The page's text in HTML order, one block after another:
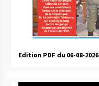
Edition PDF du 06-08-2026